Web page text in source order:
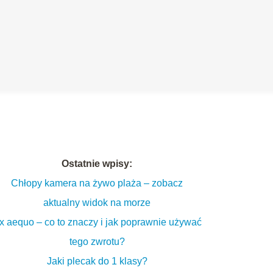
Ostatnie wpisy:
Chłopy kamera na żywo plaża – zobacz
aktualny widok na morze
aequo – co to znaczy i jak poprawnie używać
tego zwrotu?
Jaki plecak do 1 klasy?